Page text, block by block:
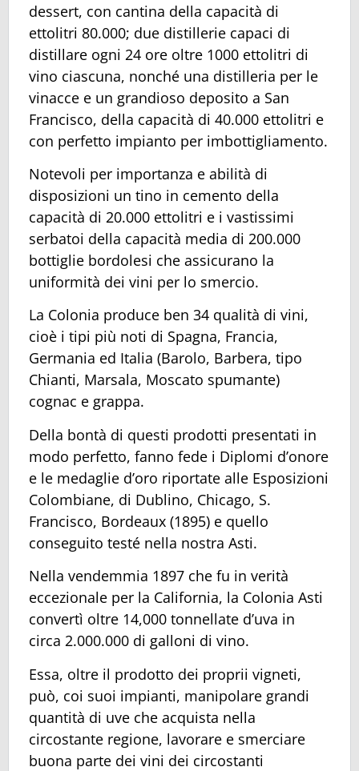
dessert, con cantina della capacità di
ettolitri 80.000; due distillerie capaci di
distillare ogni 24 ore oltre 1000 ettolitri di
vino ciascuna, nonché una distilleria per le
vinacce e un grandioso deposito a San
Francisco, della capacità di 40.000 ettolitri e
con perfetto impianto per imbottigliamento.
Notevoli per importanza e abilità di
disposizioni un tino in cemento della
capacità di 20.000 ettolitri e i vastissimi
serbatoi della capacità media di 200.000
bottiglie bordolesi che assicurano la
uniformità dei vini per lo smercio.
La Colonia produce ben 34 qualità di vini,
cioè i tipi più noti di Spagna, Francia,
Germania ed Italia (Barolo, Barbera, tipo
Chianti, Marsala, Moscato spumante)
cognac e grappa.
Della bontà di questi prodotti presentati in
modo perfetto, fanno fede i Diplomi d’onore
e le medaglie d’oro riportate alle Esposizioni
Colombiane, di Dublino, Chicago, S.
Francisco, Bordeaux (1895) e quello
conseguito testé nella nostra Asti.
Nella vendemmia 1897 che fu in verità
eccezionale per la California, la Colonia Asti
convertì oltre 14,000 tonnellate d’uva in
circa 2.000.000 di galloni di vino.
Essa, oltre il prodotto dei proprii vigneti,
può, coi suoi impianti, manipolare grandi
quantità di uve che acquista nella
circostante regione, lavorare e smerciare
buona parte dei vini dei circostanti